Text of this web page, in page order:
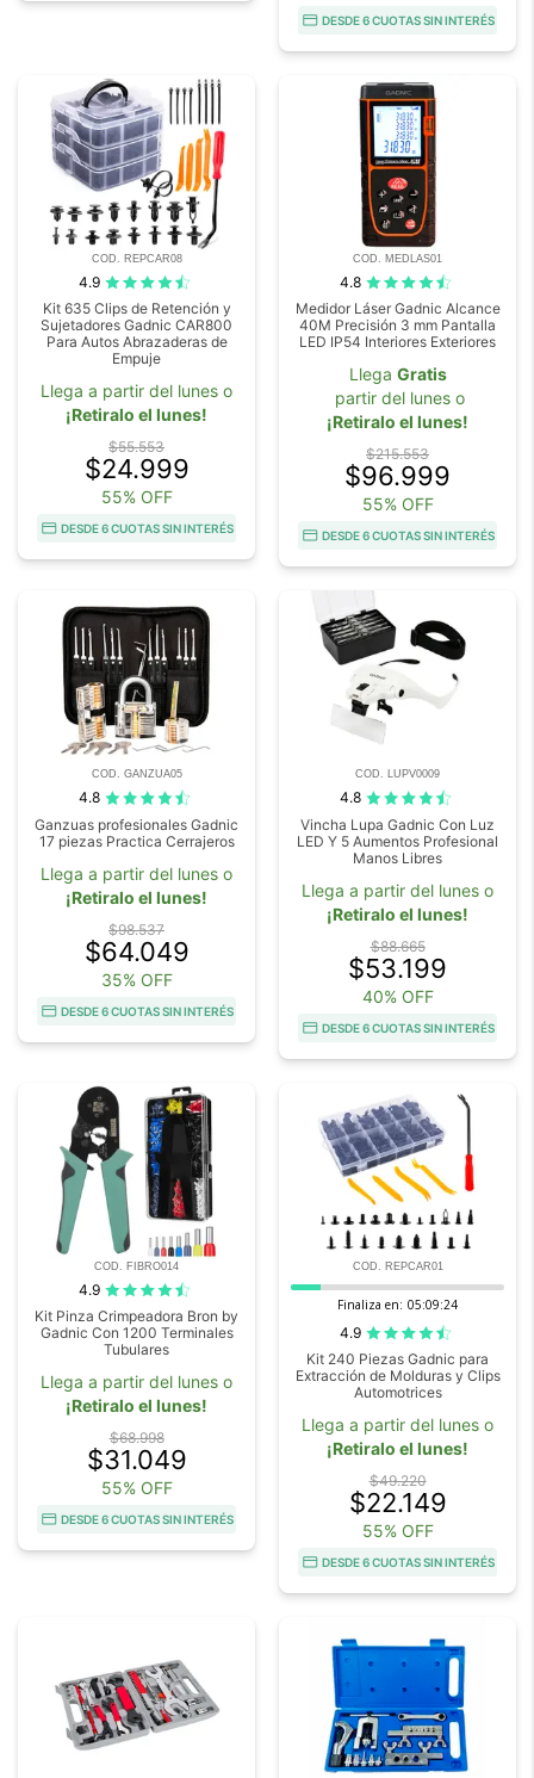
DESDE 6 CUOTAS SIN INTERÉS
COD. REPCAR08
4.9
Kit 635 Clips de Retención y
Sujetadores Gadnic CAR800
Para Autos Abrazaderas de
Empuje
Llega a partir del lunes o
¡Retiralo el lunes!
$55.553
$24.999
55% OFF
DESDE 6 CUOTAS SIN INTERÉS
COD. MEDLAS01
4.8
Medidor Láser Gadnic Alcance
40M Precisión 3 mm Pantalla
LED IP54 Interiores Exteriores
Llega Gratis
partir del lunes o
¡Retiralo el lunes!
$215.553
$96.999
55% OFF
DESDE 6 CUOTAS SIN INTERÉS
COD. GANZUA05
4.8
Ganzuas profesionales Gadnic
17 piezas Practica Cerrajeros
Llega a partir del lunes o
¡Retiralo el lunes!
$98.537
$64.049
35% OFF
DESDE 6 CUOTAS SIN INTERÉS
COD. LUPV0009
4.8
Vincha Lupa Gadnic Con Luz
LED Y 5 Aumentos Profesional
Manos Libres
Llega a partir del lunes o
¡Retiralo el lunes!
$88.665
$53.199
40% OFF
DESDE 6 CUOTAS SIN INTERÉS
COD. FIBRO014
4.9
Kit Pinza Crimpeadora Bron by
Gadnic Con 1200 Terminales
Tubulares
Llega a partir del lunes o
¡Retiralo el lunes!
$68.998
$31.049
55% OFF
DESDE 6 CUOTAS SIN INTERÉS
COD. REPCAR01
Finaliza en: 05:09:23
4.9
Kit 240 Piezas Gadnic para
Extracción de Molduras y Clips
Automotrices
Llega a partir del lunes o
¡Retiralo el lunes!
$49.220
$22.149
55% OFF
DESDE 6 CUOTAS SIN INTERÉS